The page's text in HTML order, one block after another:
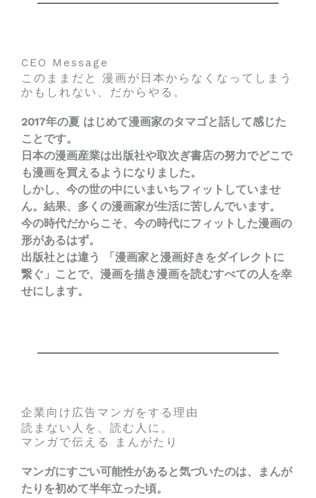
CEO Message
このままだと 漫画が日本からなくなってしまう
かもしれない、だからやる。
2017年の夏 はじめて漫画家のタマゴと話して感じた
ことです。
日本の漫画産業は出版社や取次ぎ書店の努力でどこで
も漫画を買えるようになりました。
しかし、今の世の中にいまいちフィットしていませ
ん。結果、多くの漫画家が生活に苦しんでいます。
今の時代だからこそ、今の時代にフィットした漫画の
形があるはず。
出版社とは違う 「漫画家と漫画好きをダイレクトに
繋ぐ」ことで、漫画を描き漫画を読むすべての人を幸
せにします。
企業向け広告マンガをする理由
読まない人を、読む人に。
マンガで伝える まんがたり
マンガにすごい可能性があると気づいたのは、まんが
たりを初めて半年立った頃。